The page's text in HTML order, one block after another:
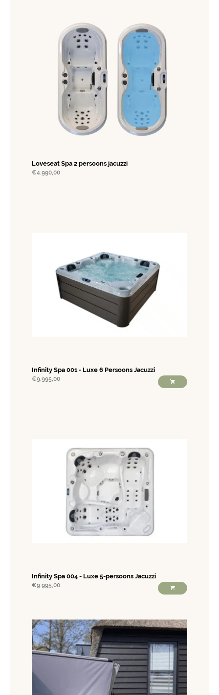
Loveseat Spa 2 persoons jacuzzi
€4.990,00
Infinity Spa 001 - Luxe 6 Persoons Jacuzzi
€9.995,00
Infinity Spa 004 - Luxe 5-persoons Jacuzzi
€9.995,00